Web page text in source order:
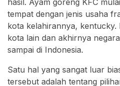
hasil. Ayam goreng KFC
tempat dengan jenis usaha
kota kelahirannya, kentucky.
kota lain dan akhirnya
sampai di Indonesia.
Satu hal yang sangat luar
tersebut adalah tentang